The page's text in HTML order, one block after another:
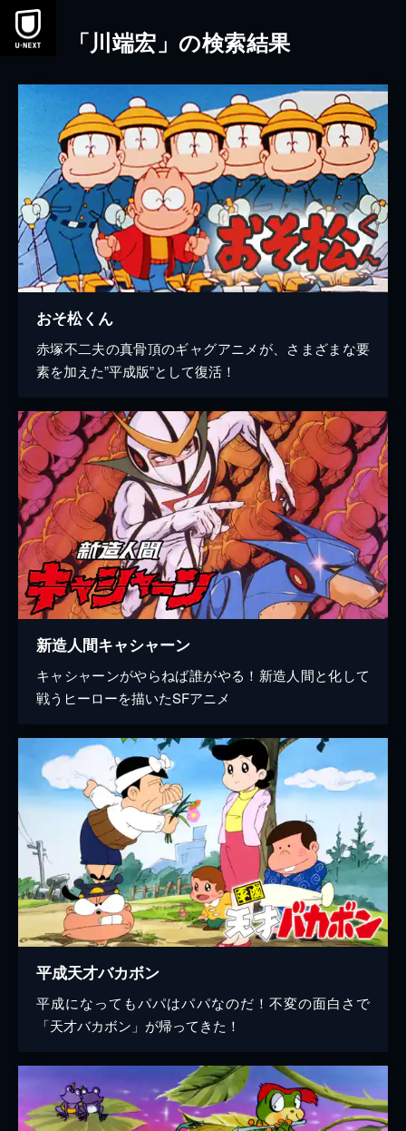
本文へスキップ
「川端宏」の検索結果
おそ松くん
赤塚不二夫の真骨頂のギャグアニメが、さまざまな要
素を加えた”平成版”として復活！
新造人間キャシャーン
キャシャーンがやらねば誰がやる！新造人間と化して
戦うヒーローを描いたSFアニメ
平成天才バカボン
平成になってもパパはパパなのだ！不変の面白さで
「天才バカボン」が帰ってきた！